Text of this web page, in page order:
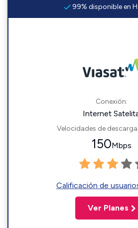
99% disponible en
Conexión:
Internet
Velocidades de
150Mbps
Calificación de
Ver Planes